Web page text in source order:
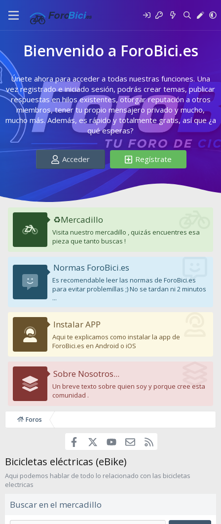
Bienvenido a ForoBici.es
Únete ahora para acceder a todas nuestras funciones. Una
vez registrado e iniciado sesión, podrás crear temas, publicar
respuestas en hilos existentes, otorgar reputación a otros
miembros, tener tu propio mensajero privado y mucho,
mucho más. Además, es rápido y totalmente gratis, así que ¿a
qué esperas?
Acceder Regístrate
♻️Mercadillo
Visita nuestro mercadillo , quizás encuentres esa
pieza que tanto buscas !
Normas ForoBici.es
Es recomendable leer las normas de ForoBici.es
para evitar problemillas ;) No se tardan ni 2 minutos
...
Instalar APP
Aqui te explicamos como instalar la app de
ForoBici.es en Android o iOS
Sobre Nosotros...
Un breve texto sobre quien soy y porque cree esta
comunidad .
Foros
Facebook youtubeContáctanos
Bicicletas eléctricas (eBike)
Aqui podemos hablar de todo lo relacionado con las bicicletas
electricas
Buscar en el mercadillo